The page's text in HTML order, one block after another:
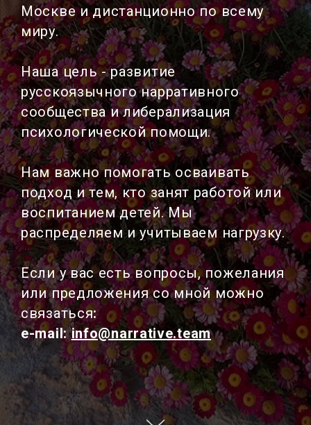
Москве и дистанционно по всему
миру.
Наша цель - развитие
русскоязычного нарративного
сообщества и либерализация
психологической помощи.
Нам важно помогать осваивать
подход и тем, кто занят работой или
воспитанием детей. Мы
распределяем и учитываем нагрузку.
Если у вас есть вопросы, пожелания
или предложения со мной можно
связаться:
e-mail:info@narrative.team